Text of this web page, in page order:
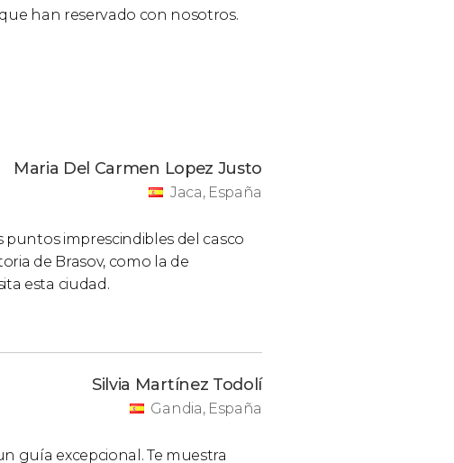
han reservado con nosotros.
Maria Del Carmen Lopez Justo
Jaca, España
imprescindibles del casco
de Brasov, como la de
esta ciudad.
Silvia Martínez Todolí
Gandia, España
guía excepcional. Te muestra